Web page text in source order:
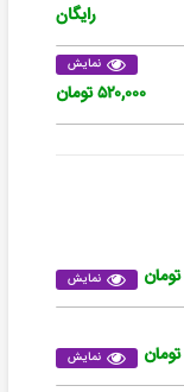
رایگان
نمایش
۵۲۰,۰۰۰ تومان
نمایش
نمایش